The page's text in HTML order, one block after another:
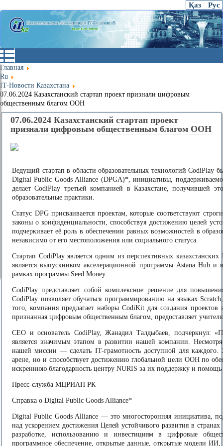
Қаз Рус
Главная
Ru
IT-Новости Казахстана
07.06.2024 Казахстанский стартап проект признали цифровым
общественным благом ООН
07.06.2024 Казахстанский стартап проект
признали цифровым общественным благом ООН
Ведущий стартап в области образовательных технологий CodiPlay
Digital Public Goods Alliance (DPGA)*, инициативы,
делает CodiPlay третьей компанией в Казахстане, получившей
образовательные практики.
Статус DPG присваивается проектам, которые соответствуют
законы о конфиденциальности, способствуя достижению целей
подчеркивает её роль в обеспечении равных возможностей в
независимо от его местоположения или социального статуса.
Стартап CodiPlay является одним из перспективных
является выпускником акселерационной программы Astana Hub
рамках программы Seed Money.
CodiPlay представляет собой комплексное решение для
CodiPlay позволяет обучаться программированию на языках
того, компания предлагает наборы CodiKit для создания
признанная цифровым общественным благом, предоставляет
СЕО и основатель CodiPlay, Жанадил Талдыбаев, подчеркнул:
является значимым этапом в развитии нашей компании.
нашей миссии — сделать IT-грамотность доступной для
арене, но и способствует достижению глобальной цели ООН по
искреннюю благодарность центру NURIS за их поддержку и помощь
Пресс-служба МЦРИАП РК
Справка о Digital Public Goods Alliance*
Digital Public Goods Alliance — это многосторонняя инициатива,
над ускорением достижения Целей устойчивого развития в
разработке, использованию и инвестициям в цифровые
программное обеспечение, открытые данные, открытые модели